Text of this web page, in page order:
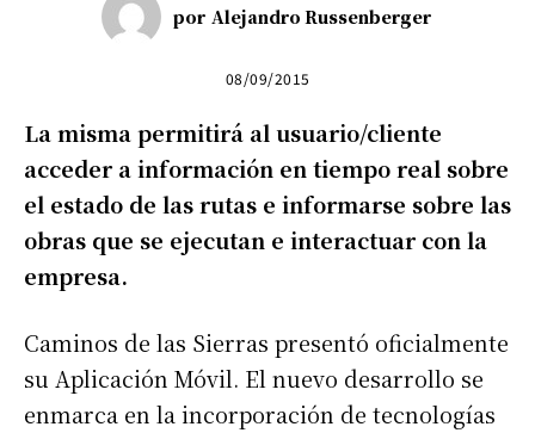
por Alejandro Russenberger
08/09/2015
La misma permitirá al usuario/cliente
acceder a información en tiempo real sobre
el estado de las rutas e informarse sobre las
obras que se ejecutan e interactuar con la
empresa.
Caminos de las Sierras presentó oficialmente
su Aplicación Móvil. El nuevo desarrollo se
enmarca en la incorporación de tecnologías